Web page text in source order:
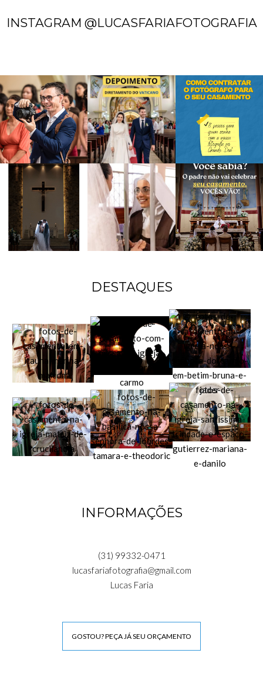
INSTAGRAM @LUCASFARIAFOTOGRAFIA
DESTAQUES
INFORMAÇÕES
(31) 99332-0471
lucasfariafotografia@gmail.com
Lucas Faria
GOSTOU? PEÇA JÁ SEU ORÇAMENTO